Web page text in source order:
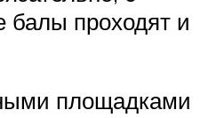
балы проходят и
площадками